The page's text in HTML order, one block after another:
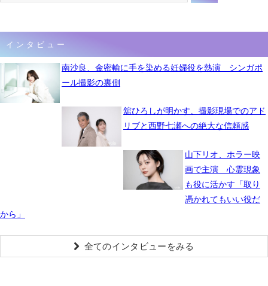
インタビュー
南沙良、金密輸に手を染める妊婦役を熱演 シンガポ
ール撮影の裏側
舘ひろしが明かす、撮影現場でのアド
リブと西野七瀬への絶大な信頼感
山下リオ、ホラー映
画で主演 心霊現象
も役に活かす「取り
憑かれてもいい役だ
から」
全てのインタビューをみる